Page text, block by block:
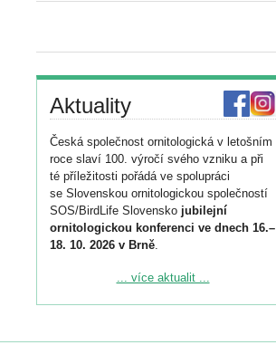
Aktuality
Česká společnost ornitologická v letošním
roce slaví 100. výročí svého vzniku a při
té příležitosti pořádá ve spolupráci
se Slovenskou ornitologickou společností
SOS/BirdLife Slovensko jubilejní
ornitologickou konferenci ve dnech 16.–
18. 10. 2026 v Brně.
Podrobnější informace ke konferenci
Registrovat se můžete do 6. září.
... více aktualit ...